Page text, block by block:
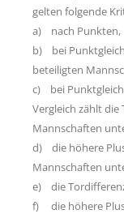
gelten folgende
a) nach Punkten,
b) bei
beteiligten
c) bei
Vergleich zählt
Mannschaften
d) die höhere
Mannschaften
e) die
f) die höhere